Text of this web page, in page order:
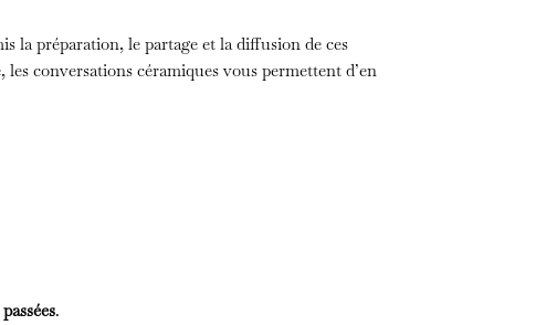
la préparation, le partage et la diffusion de ces
conversations céramiques vous permettent d’en
.